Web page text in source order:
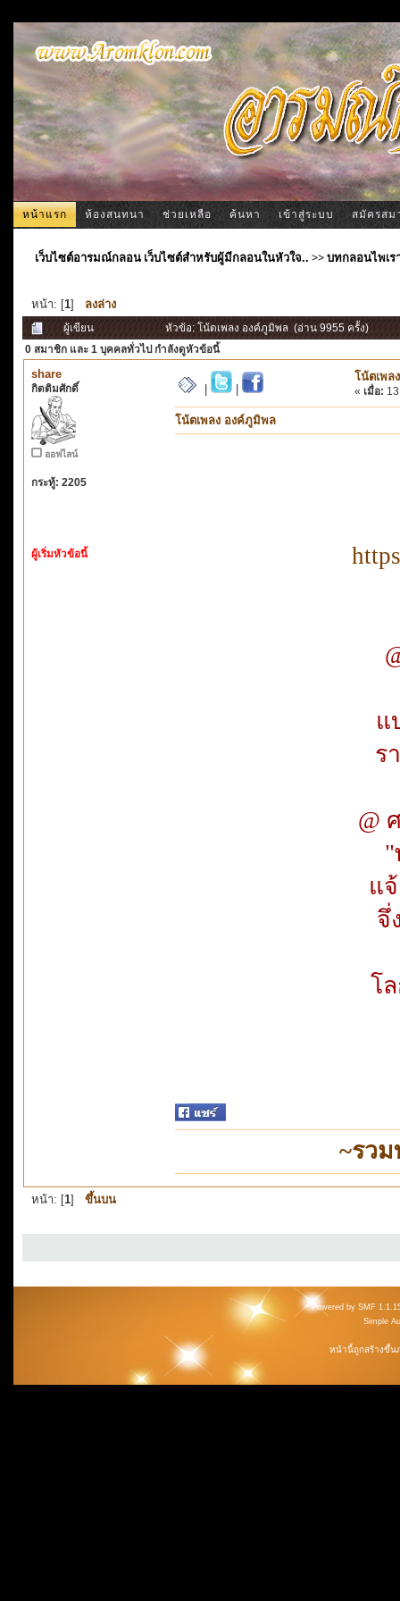
หน้าแรก ห้องสนทนา ช่วยเหลือ ค้นหา เข้าสู่ระบบ สมัครสม
เว็บไซต์อารมณ์กลอน เว็บไซต์สำหรับผู้มีกลอนในหัวใจ.. >>บทกลอนไพเร
หน้า: [1] ลงล่าง
ผู้เขียน
หัวข้อ: โน้ตเพลง องค์ภูมิพล (อ่าน 9955 ครั้ง)
0 สมาชิก และ 1 บุคคลทั่วไป กำลังดูหัวข้อนี้
share
กิตติมศักดิ์
ออฟไลน์
กระทู้: 2205
ผู้เริ่มหัวข้อนี้
โน้ตเพล
« เมื่อ:
โน้ตเพลง องค์ภูมิพล
แ
ร
@
"
แ
จึ่
โ
~รว
หน้า: [1] ขึ้นบน
Powered by SMF
Simple
หน้านี้ถูกสร้างขึ้น